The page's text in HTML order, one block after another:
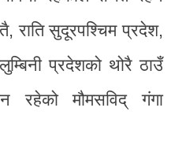
राति सुदूरपश्चिम प्रदेश,
प्रदेशको थोरै ठाउँ
रहेको मौमसविद् गंगा